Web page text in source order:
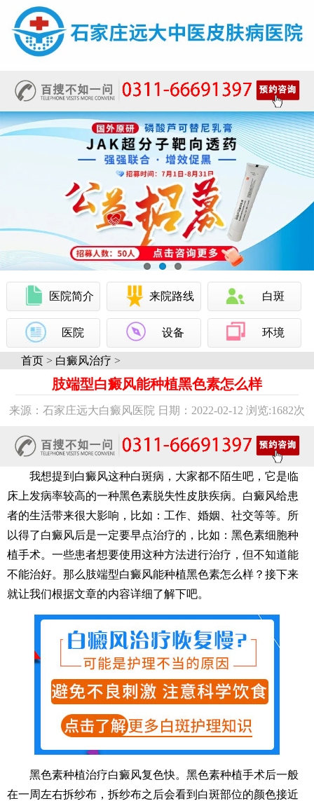
医院简介 来院路线 白斑
医院 设备 环境
首页 > 白癜风治疗 >
肢端型白癜风能种植黑色素怎么样
来源：石家庄远大白癜风医院 日期：2022-02-12 浏览:1682次
我想提到白癜风这种白斑病，大家都不陌生吧，它是临
床上发病率较高的一种黑色素脱失性皮肤疾病。白癜风给患
者的生活带来很大影响，比如：工作、婚姻、社交等等。所
以得了白癜风后是一定要早点治疗的，比如：黑色素细胞种
植手术。一些患者想要使用这种方法进行治疗，但不知道能
不能治好。那么肢端型白癜风能种植黑色素怎么样？接下来
就让我们根据文章的内容详细了解下吧。
黑色素种植治疗白癜风复色快。黑色素种植手术后一般
在一周左右拆纱布，拆纱布之后会看到白斑部位的颜色接近